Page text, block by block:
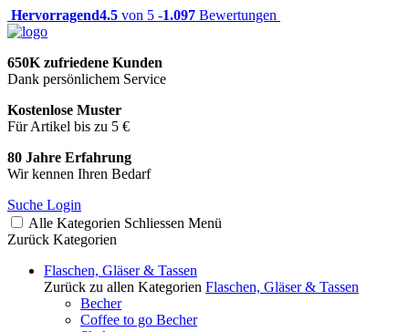
Hervorragend4.5 von 5 -1.097 Bewertungen
650K zufriedene Kunden
Dank persönlichem Service
Kostenlose Muster
Für Artikel bis zu 5 €
80 Jahre Erfahrung
Wir kennen Ihren Bedarf
Suche Login
Alle Kategorien Schliessen Menü
Zurück Kategorien
Flaschen, Gläser & Tassen
Zurück zu allen Kategorien Flaschen, Gläser & Tassen
Becher
Coffee to go Becher